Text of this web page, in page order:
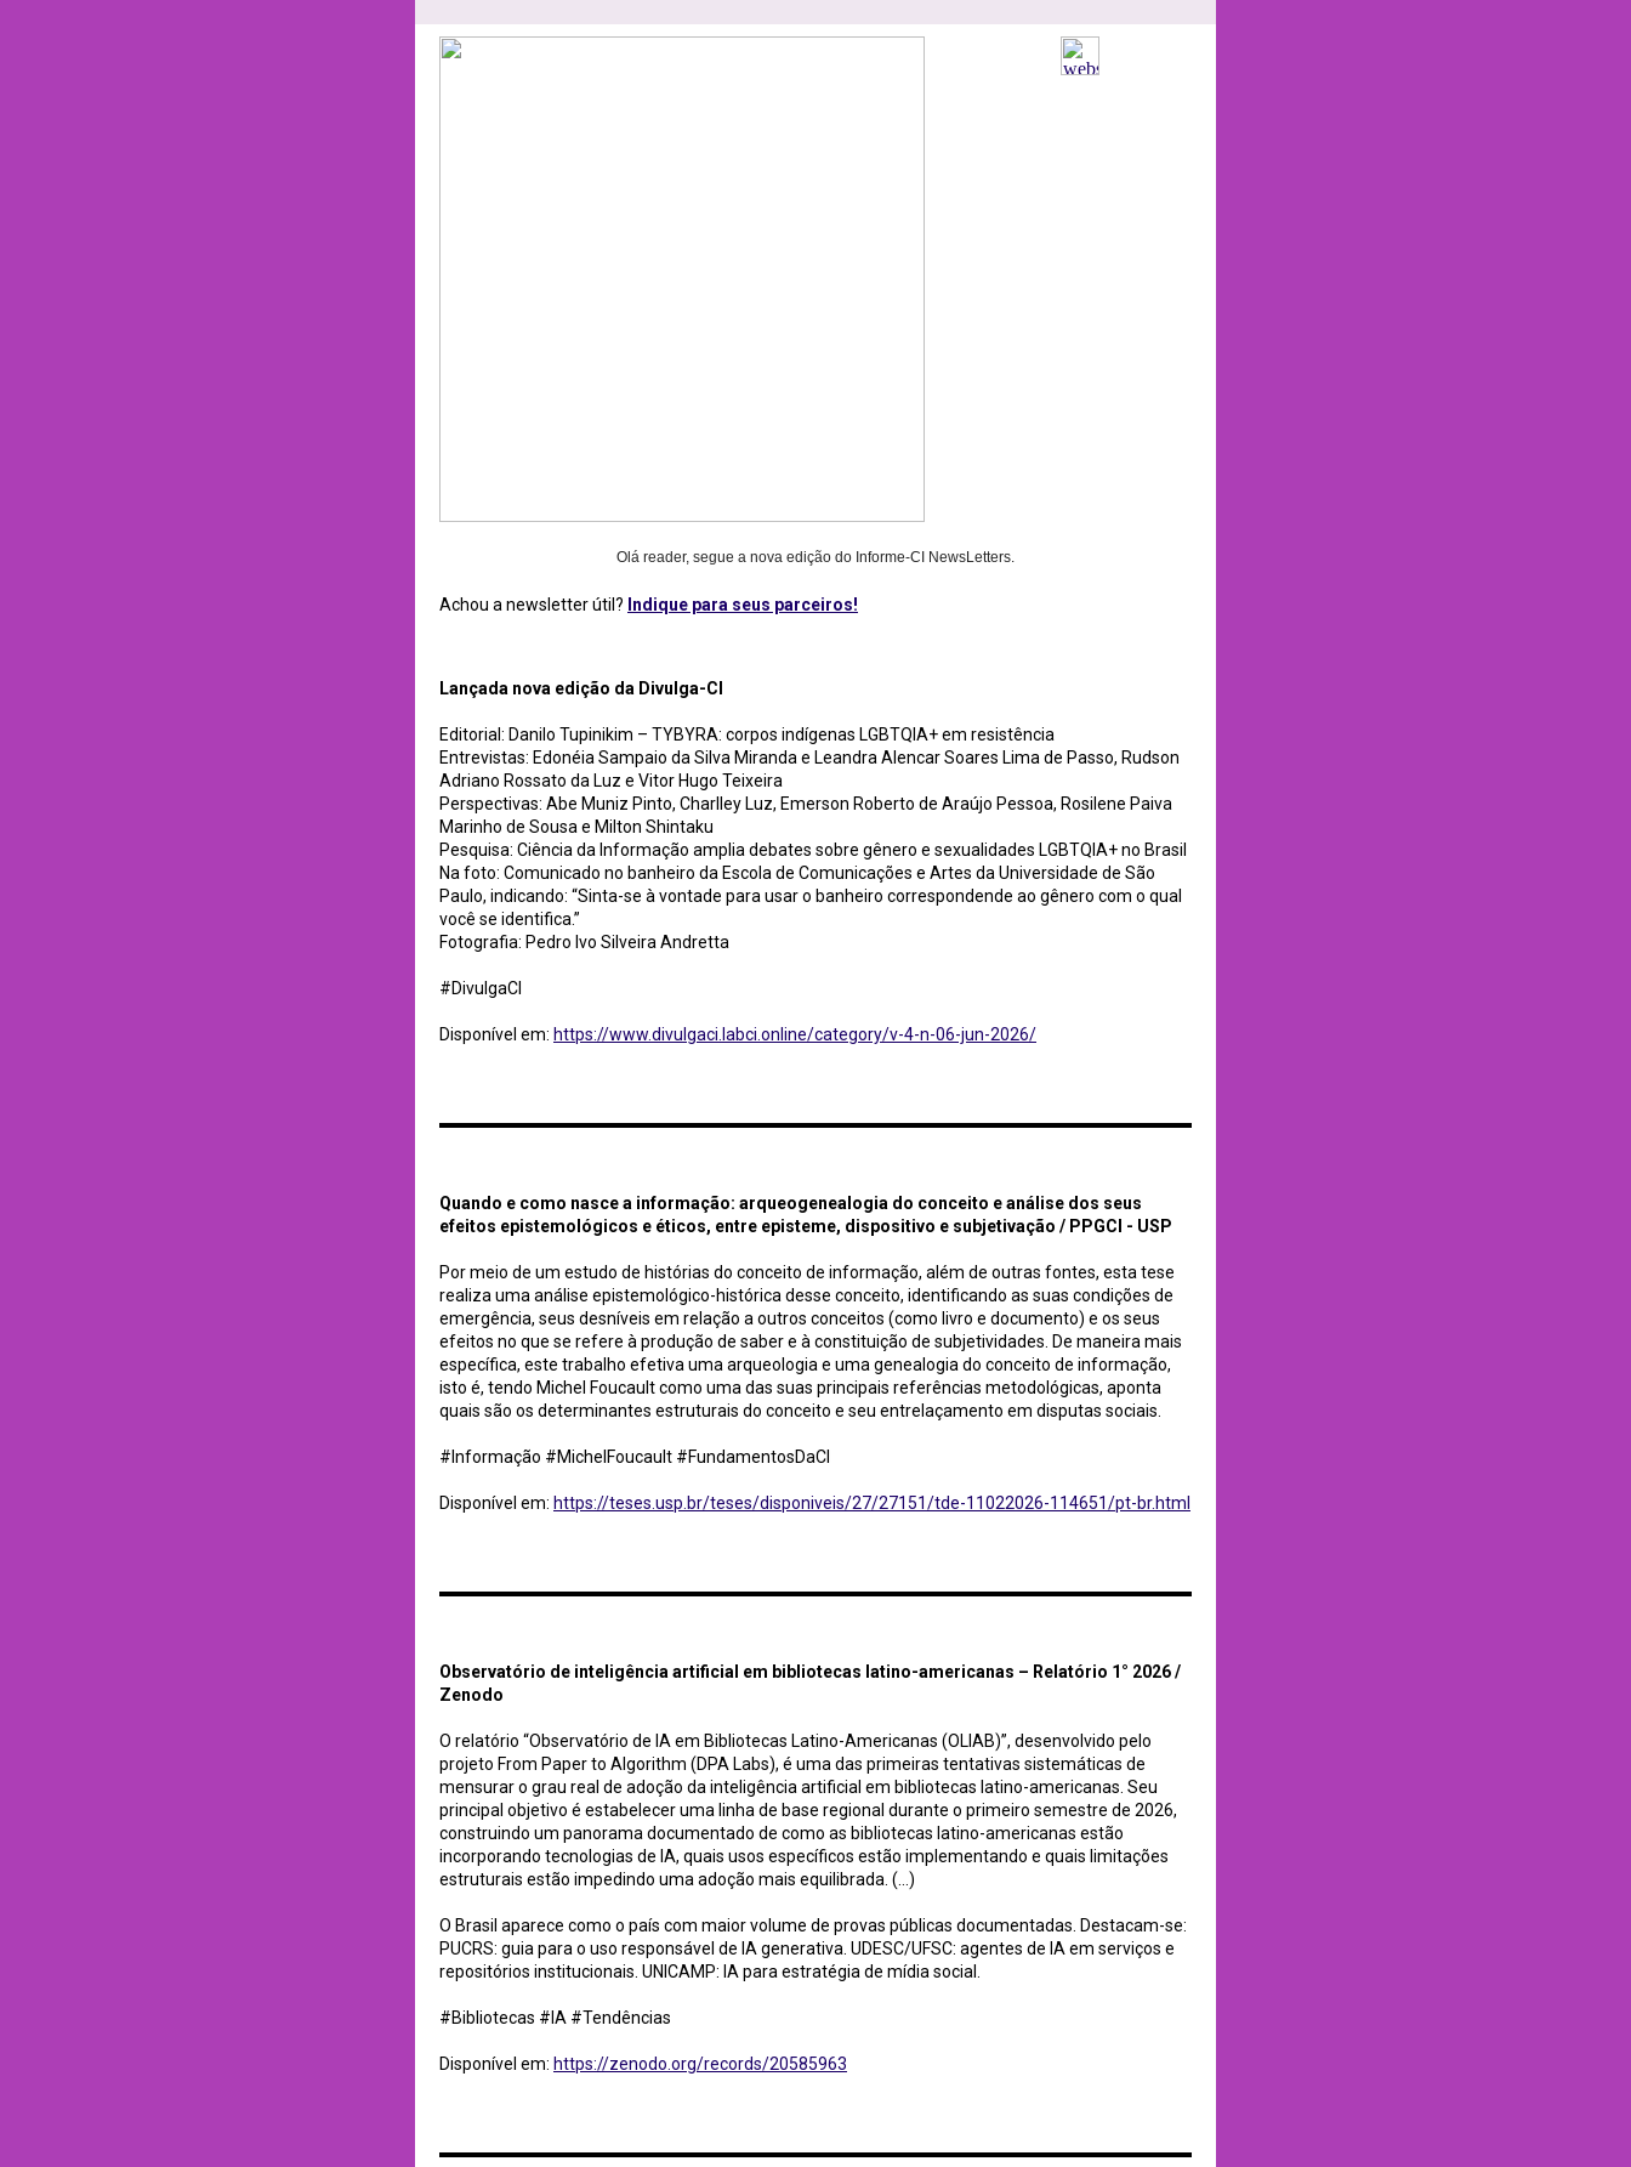
Olá reader, segue a nova edição do Informe-CI NewsLetters.
Achou a newsletter útil? Indique para seus parceiros!
Lançada nova edição da Divulga-CI
Editorial: Danilo Tupinikim – TYBYRA: corpos indígenas LGBTQIA+ em resistência
Entrevistas: Edonéia Sampaio da Silva Miranda e Leandra Alencar Soares Lima de Passo, Rudson
Adriano Rossato da Luz e Vitor Hugo Teixeira
Perspectivas: Abe Muniz Pinto, Charlley Luz, Emerson Roberto de Araújo Pessoa, Rosilene Paiva
Marinho de Sousa e Milton Shintaku
Pesquisa: Ciência da Informação amplia debates sobre gênero e sexualidades LGBTQIA+ no Brasil
Na foto: Comunicado no banheiro da Escola de Comunicações e Artes da Universidade de São
Paulo, indicando: “Sinta-se à vontade para usar o banheiro correspondende ao gênero com o qual
você se identifica.”
Fotografia: Pedro Ivo Silveira Andretta
#DivulgaCI
Disponível em: https://www.divulgaci.labci.online/category/v-4-n-06-jun-2026/
Quando e como nasce a informação: arqueogenealogia do conceito e análise dos seus
efeitos epistemológicos e éticos, entre episteme, dispositivo e subjetivação / PPGCI - USP
Por meio de um estudo de histórias do conceito de informação, além de outras fontes, esta tese
realiza uma análise epistemológico-histórica desse conceito, identificando as suas condições de
emergência, seus desníveis em relação a outros conceitos (como livro e documento) e os seus
efeitos no que se refere à produção de saber e à constituição de subjetividades. De maneira mais
específica, este trabalho efetiva uma arqueologia e uma genealogia do conceito de informação,
isto é, tendo Michel Foucault como uma das suas principais referências metodológicas, aponta
quais são os determinantes estruturais do conceito e seu entrelaçamento em disputas sociais.
#Informação #MichelFoucault #FundamentosDaCI
Disponível em: https://teses.usp.br/teses/disponiveis/27/27151/tde-11022026-114651/pt-br.html
Observatório de inteligência artificial em bibliotecas latino-americanas – Relatório 1° 2026 /
Zenodo
O relatório “Observatório de IA em Bibliotecas Latino-Americanas (OLIAB)”, desenvolvido pelo
projeto From Paper to Algorithm (DPA Labs), é uma das primeiras tentativas sistemáticas de
mensurar o grau real de adoção da inteligência artificial em bibliotecas latino-americanas. Seu
principal objetivo é estabelecer uma linha de base regional durante o primeiro semestre de 2026,
construindo um panorama documentado de como as bibliotecas latino-americanas estão
incorporando tecnologias de IA, quais usos específicos estão implementando e quais limitações
estruturais estão impedindo uma adoção mais equilibrada. (...)
O Brasil aparece como o país com maior volume de provas públicas documentadas. Destacam-se:
PUCRS: guia para o uso responsável de IA generativa. UDESC/UFSC: agentes de IA em serviços e
repositórios institucionais. UNICAMP: IA para estratégia de mídia social.
#Bibliotecas #IA #Tendências
Disponível em: https://zenodo.org/records/20585963